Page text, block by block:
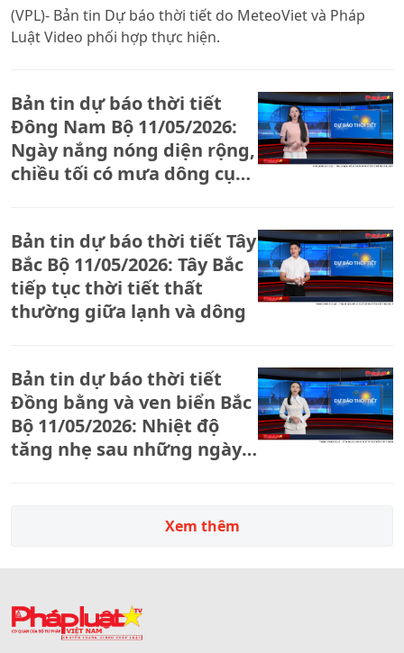
(VPL)- Bản tin Dự báo thời tiết do MeteoViet và Pháp
Luật Video phối hợp thực hiện.
Bản tin dự báo thời tiết
Đông Nam Bộ 11/05/2026:
Ngày nắng nóng diện rộng,
chiều tối có mưa dông cục
Bản tin dự báo thời tiết Tây
Bắc Bộ 11/05/2026: Tây Bắc
tiếp tục thời tiết thất
thường giữa lạnh và dông
Bản tin dự báo thời tiết
Đồng bằng và ven biển Bắc
Bộ 11/05/2026: Nhiệt độ
tăng nhẹ sau những ngày
Xem thêm